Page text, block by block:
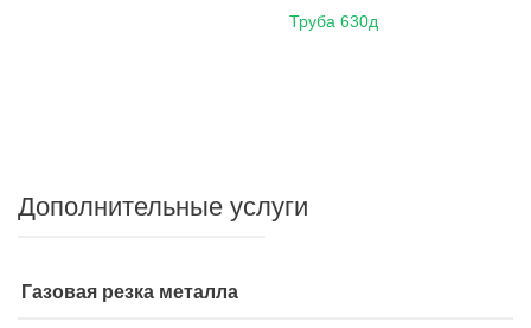
Труба 630д
Дополнительные услуги
Газовая резка металла